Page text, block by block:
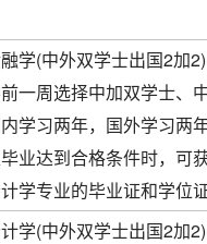
学(中外双学士出国2加
一周选择中加双学士、
学习两年，国外学习两
业达到合格条件时，可
学专业的毕业证和学位
学(中外双学士出国2加